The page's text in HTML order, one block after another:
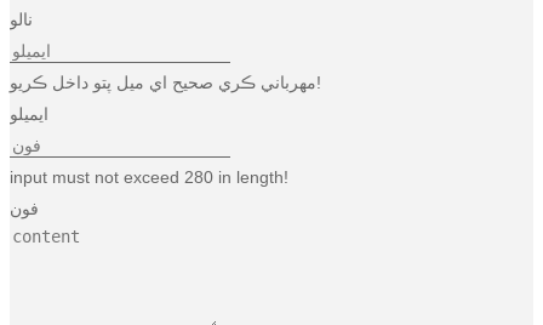
نالو
مهرباني ڪري صحيح اي ميل پتو داخل ڪريو!
ايميلو
input must not exceed 280 in length!
فون